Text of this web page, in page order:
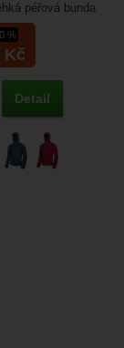
%
Kč
Detail
péřová bunda
pro lezení a